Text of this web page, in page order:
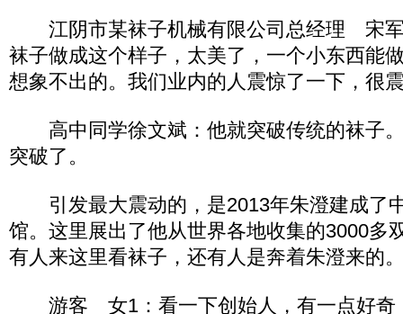
江阴市某袜子机械有限公司总经理 宋军
袜子做成这个样子，太美了，一个小东西能
想象不出的。我们业内的人震惊了一下，很
高中同学徐文斌：他就突破传统的袜子
突破了。
引发最大震动的，是2013年朱澄建成了
馆。这里展出了他从世界各地收集的3000多
有人来这里看袜子，还有人是奔着朱澄来的
游客 女1：看一下创始人，有一点好奇